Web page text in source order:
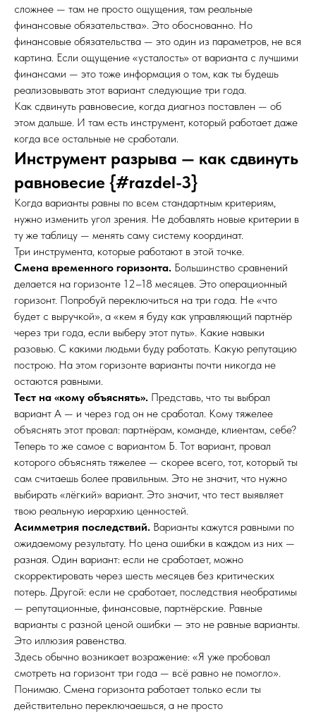
сложнее — там не просто ощущения, там реальные
финансовые обязательства». Это обоснованно. Но
финансовые обязательства — это один из параметров, не вся
картина. Если ощущение «усталость» от варианта с лучшими
финансами — это тоже информация о том, как ты будешь
реализовывать этот вариант следующие три года.
Как сдвинуть равновесие, когда диагноз поставлен — об
этом дальше. И там есть инструмент, который работает даже
когда все остальные не сработали.
Инструмент разрыва — как сдвинуть
равновесие {#razdel-3}
Когда варианты равны по всем стандартным критериям,
нужно изменить угол зрения. Не добавлять новые критерии в
ту же таблицу — менять саму систему координат.
Три инструмента, которые работают в этой точке.
Смена временного горизонта. Большинство сравнений
делается на горизонте 12–18 месяцев. Это операционный
горизонт. Попробуй переключиться на три года. Не «что
будет с выручкой», а «кем я буду как управляющий партнёр
через три года, если выберу этот путь». Какие навыки
разовью. С какими людьми буду работать. Какую репутацию
построю. На этом горизонте варианты почти никогда не
остаются равными.
Тест на «кому объяснять». Представь, что ты выбрал
вариант А — и через год он не сработал. Кому тяжелее
объяснять этот провал: партнёрам, команде, клиентам, себе?
Теперь то же самое с вариантом Б. Тот вариант, провал
которого объяснять тяжелее — скорее всего, тот, который ты
сам считаешь более правильным. Это не значит, что нужно
выбирать «лёгкий» вариант. Это значит, что тест выявляет
твою реальную иерархию ценностей.
Асимметрия последствий. Варианты кажутся равными по
ожидаемому результату. Но цена ошибки в каждом из них —
разная. Один вариант: если не сработает, можно
скорректировать через шесть месяцев без критических
потерь. Другой: если не сработает, последствия необратимы
— репутационные, финансовые, партнёрские. Равные
варианты с разной ценой ошибки — это не равные варианты.
Это иллюзия равенства.
Здесь обычно возникает возражение: «Я уже пробовал
смотреть на горизонт три года — всё равно не помогло».
Понимаю. Смена горизонта работает только если ты
действительно переключаешься, а не просто